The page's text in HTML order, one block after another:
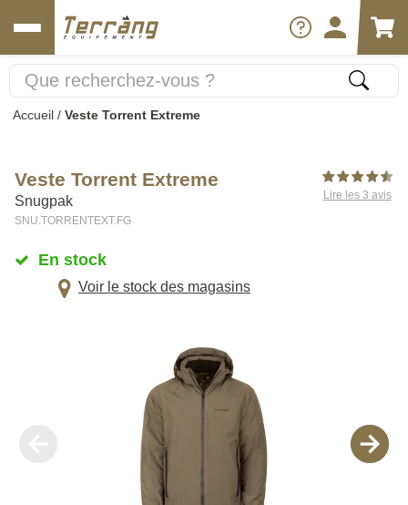
Accueil / Veste Torrent Extreme
Veste Torrent Extreme
Snugpak
SNU.TORRENTEXT.FG
Lire les 3 avis
En stock
Voir le stock des magasins